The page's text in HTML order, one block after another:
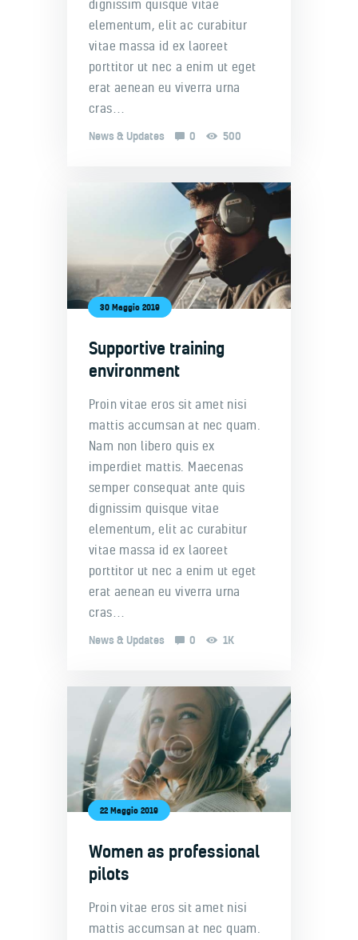
dignissim quisque vitae
elementum, elit ac curabitur
vitae massa id ex laoreet
porttitor ut nec a enim ut eget
erat aenean eu viverra urna
cras…
News & Updates 0 500
30 Maggio 2019
Supportive training
environment
Proin vitae eros sit amet nisi
mattis accumsan at nec quam.
Nam non libero quis ex
imperdiet mattis. Maecenas
semper consequat ante quis
dignissim quisque vitae
elementum, elit ac curabitur
vitae massa id ex laoreet
porttitor ut nec a enim ut eget
erat aenean eu viverra urna
cras…
News & Updates 0 1K
22 Maggio 2019
Women as professional
pilots
Proin vitae eros sit amet nisi
mattis accumsan at nec quam.